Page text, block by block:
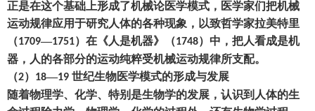
正是在这个基础上形成了机械论医学模式 ， 医学家们把机械
运动规律应用于研究人体的各种现象 ， 以致哲学家拉美特里
（1709—1751） 在《人是机器》 （1748） 中 ， 把人看成是机
器 ， 人的各部分的运动纯粹受机械运动规律所支配。
（2） 18—19 世纪生物医学模式的形成与发展
随着物理学、化学、特别是生物学的发展 ， 认识到人体的生